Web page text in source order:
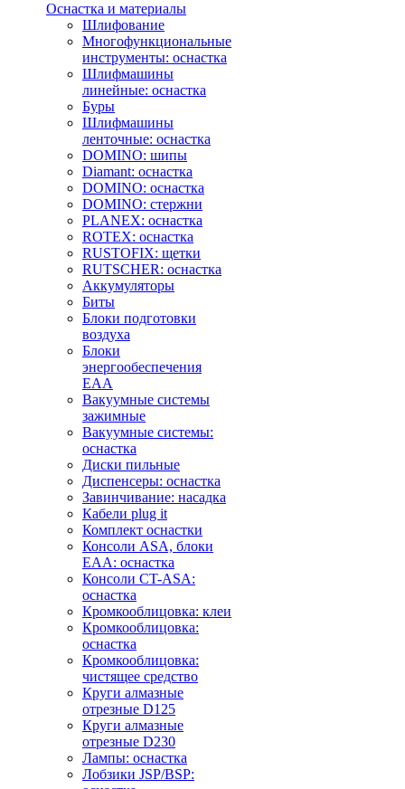
Оснастка и материалы
Шлифование
Многофункциональные
инструменты: оснастка
Шлифмашины
линейные: оснастка
Буры
Шлифмашины
ленточные: оснастка
DOMINO: шипы
Diamant: оснастка
DOMINO: оснастка
DOMINO: стержни
PLANEX: оснастка
ROTEX: оснастка
RUSTOFIX: щетки
RUTSCHER: оснастка
Аккумуляторы
Биты
Блоки подготовки
воздуха
Блоки
энергообеспечения
EAA
Вакуумные системы
зажимные
Вакуумные системы:
оснастка
Диски пильные
Диспенсеры: оснастка
Завинчивание: насадка
Кабели plug it
Комплект оснастки
Консоли ASA, блоки
EAA: оснастка
Консоли CT-ASA:
оснастка
Кромкооблицовка: клеи
Кромкооблицовка:
оснастка
Кромкооблицовка:
чистящее средство
Круги алмазные
отрезные D125
Круги алмазные
отрезные D230
Лампы: оснастка
Лобзики JSP/BSP: